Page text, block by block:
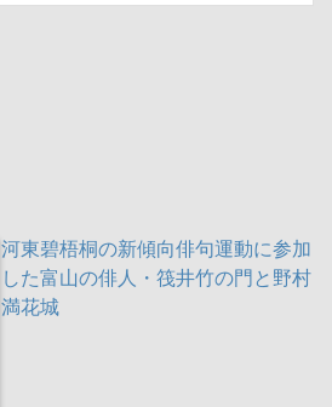
河東碧梧桐の新傾向俳句運動に参加
した富山の俳人・筏井竹の門と野村
満花城